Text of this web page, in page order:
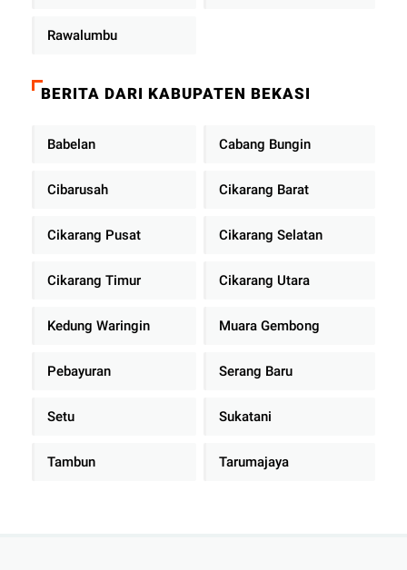
Rawalumbu
BERITA DARI KABUPATEN BEKASI
Babelan Cabang Bungin
Cibarusah Cikarang Barat
Cikarang Pusat Cikarang Selatan
Cikarang Timur Cikarang Utara
Kedung Waringin Muara Gembong
Pebayuran Serang Baru
Setu Sukatani
Tambun Tarumajaya